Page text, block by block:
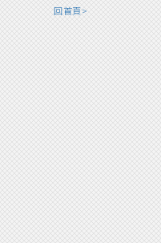
回首頁>